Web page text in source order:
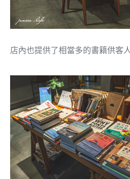
店內也提供了相當多的書籍供客